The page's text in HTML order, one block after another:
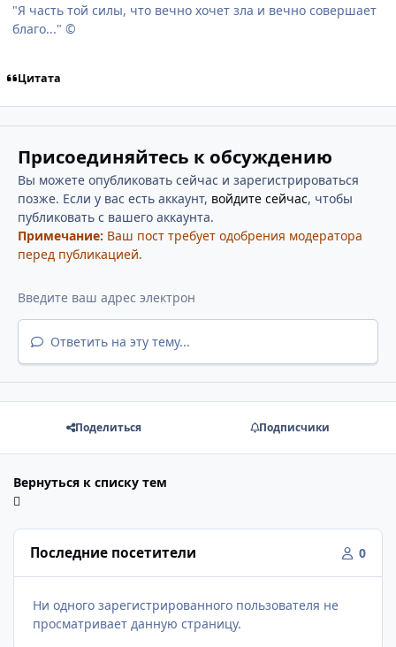
"Я часть той силы, что вечно хочет зла и вечно совершает
благо..." ©
Цитата
Присоединяйтесь к обсуждению
Вы можете опубликовать сейчас и зарегистрироваться
позже. Если у вас есть аккаунт, войдите сейчас, чтобы
публиковать с вашего аккаунта.
Примечание: Ваш пост требует одобрения модератора
перед публикацией.
Ответить на эту тему...
Поделиться Подписчики
Вернуться к списку тем
Последние посетители 0
Ни одного зарегистрированного пользователя не
просматривает данную страницу.